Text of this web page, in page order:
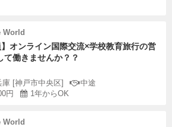
World
】オンライン国際交流×学校教育旅行の営
て働きませんか？？
[神戸市中央区]
中途
円
1年からOK
World